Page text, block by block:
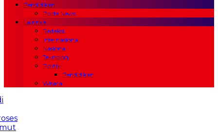
Pendidikan
Polda News
Lainnya
Redaksi
Internasional
Nasional
Teknologi
Politik
Pendidikan
Wisata
BI dan TNI AL Gelar Ekspedisi Rupiah Berdaulat di
Wilayah 3T
7 Bulan, Wartawan Persadaan Desak Kapolda Sumut